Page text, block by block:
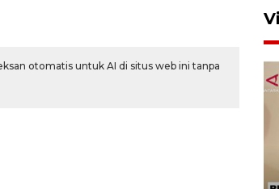
otomatis untuk AI di situs web ini tanpa